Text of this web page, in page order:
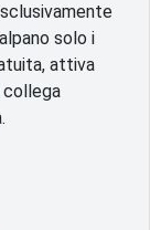
solo i
attiva
collega